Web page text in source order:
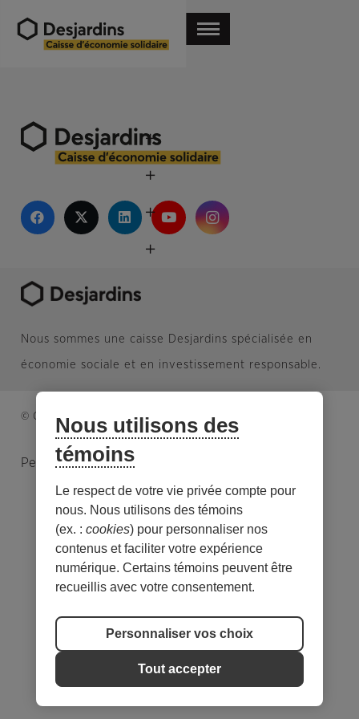
Nous sommes une caisse Desjardins spécialisée en
économie sociale et en investissement responsable.
© Caisse d’économie solidaire. Tous droits réservés.
Personnaliser les témoins
Nous utilisons des
témoins
Le respect de votre vie privée compte pour
nous. Nous utilisons des témoins
(ex. : cookies) pour personnaliser nos
contenus et faciliter votre expérience
numérique. Certains témoins peuvent être
recueillis avec votre consentement.
Personnaliser vos choix
Tout accepter